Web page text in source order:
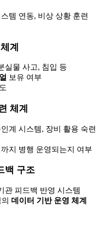
템 연동, 비상 상황 훈련
계
실물 사고, 침입 등
보유 여부
체계
계 시스템, 장비 활용 숙련
지 병행 운영되는지 여부
백 구조
관 피드백 반영 시스템
데이터 기반 운영 체계